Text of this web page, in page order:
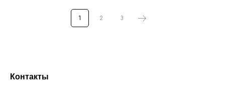
1 2 3
Контакты